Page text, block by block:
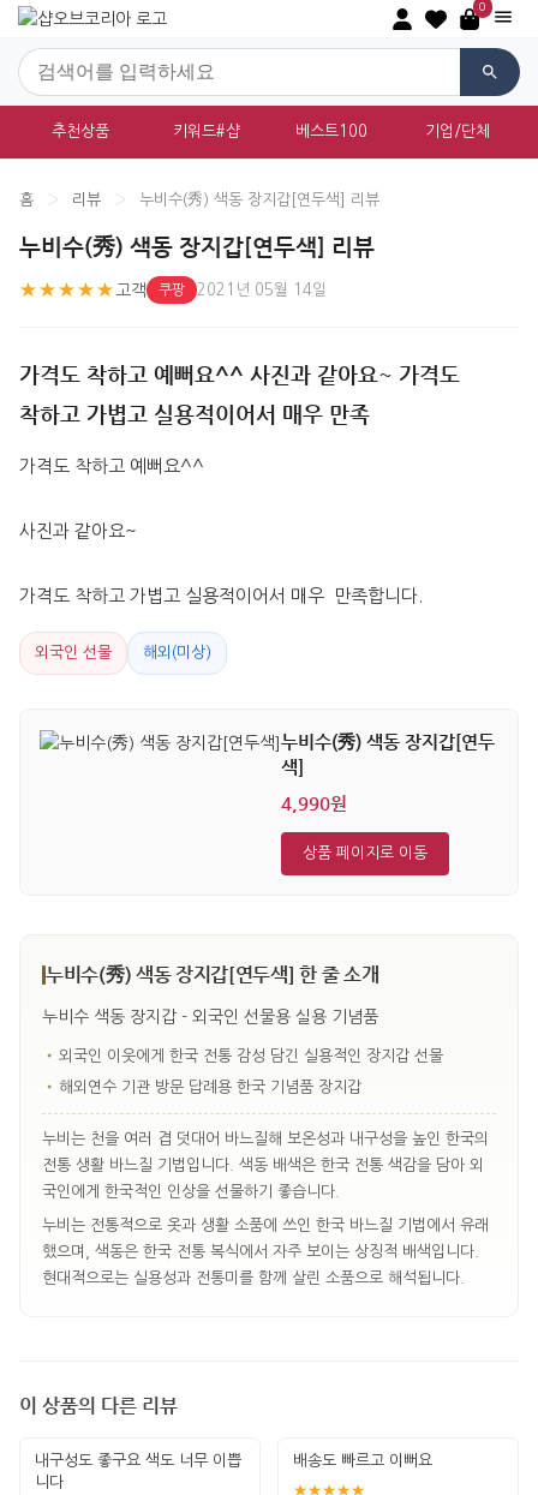
0
추천상품 키워드#샵 베스트100 기업/단체
홈 › 리뷰 › 누비수(秀) 색동 장지갑[연두색] 리뷰
누비수(秀) 색동 장지갑[연두색] 리뷰
★★★★★ 고객 쿠팡 2021년 05월 14일
가격도 착하고 예뻐요^^ 사진과 같아요~ 가격도
착하고 가볍고 실용적이어서 매우 만족
가격도 착하고 예뻐요^^
사진과 같아요~
가격도 착하고 가볍고 실용적이어서 매우  만족합니다.
외국인 선물 해외(미상)
누비수(秀) 색동 장지갑[연두
색]
4,990원
상품 페이지로 이동
누비수(秀) 색동 장지갑[연두색] 한 줄 소개
누비수 색동 장지갑 - 외국인 선물용 실용 기념품
• 외국인 이웃에게 한국 전통 감성 담긴 실용적인 장지갑 선물
• 해외연수 기관 방문 답례용 한국 기념품 장지갑
누비는 천을 여러 겹 덧대어 바느질해 보온성과 내구성을 높인 한국의
전통 생활 바느질 기법입니다. 색동 배색은 한국 전통 색감을 담아 외
국인에게 한국적인 인상을 선물하기 좋습니다.
누비는 전통적으로 옷과 생활 소품에 쓰인 한국 바느질 기법에서 유래
했으며, 색동은 한국 전통 복식에서 자주 보이는 상징적 배색입니다.
현대적으로는 실용성과 전통미를 함께 살린 소품으로 해석됩니다.
이 상품의 다른 리뷰
내구성도 좋구요 색도 너무 이쁩
니다
배송도 빠르고 이뻐요
★★★★★